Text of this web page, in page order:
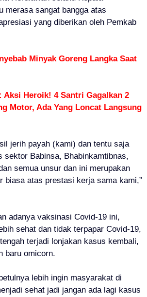
merasa sangat bangga atas
yang diberikan oleh Pemkab
Minyak Goreng Langka Saat
Aksi Heroik! 4 Santri Gagalkan 2
Motor, Ada Yang Loncat Langsung
jerih payah (kami) dan tentu saja
sektor Babinsa, Bhabinkamtibnas,
semua unsur dan ini merupakan
biasa atas prestasi kerja sama kami,”
adanya vaksinasi Covid-19 ini,
sehat dan tidak terpapar Covid-19,
terjadi lonjakan kasus kembali,
baru omicorn.
lebih ingin masyarakat di
sehat jadi jangan ada lagi kasus